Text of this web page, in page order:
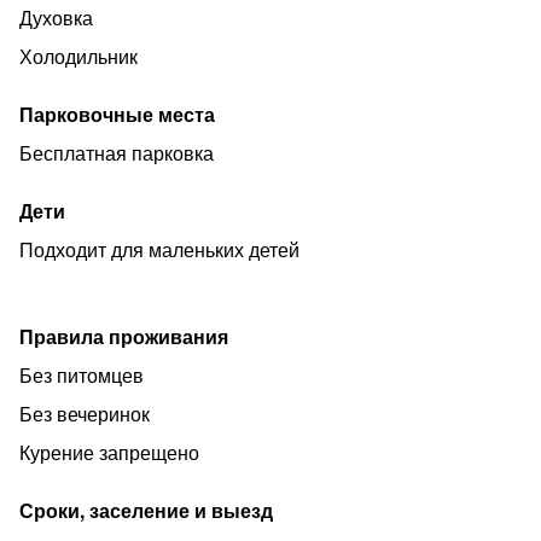
Духовка
Холодильник
Парковочные места
Бесплатная парковка
Дети
Подходит для маленьких детей
Правила проживания
Без питомцев
Без вечеринок
Курение запрещено
Сроки, заселение и выезд